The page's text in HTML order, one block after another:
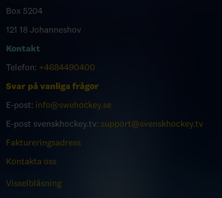
Box 5204
121 18 Johanneshov
Kontakt
Telefon: +4684490400
Svar på vanliga frågor
E-post: info@swehockey.se
E-post svenskhockey.tv: support@svenskhockey.tv
Faktureringsadress
Kontakta oss
Visselblåsning